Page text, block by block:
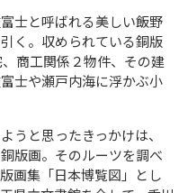
士と呼ばれる美しい飯野
く。収められている銅版
商工関係２物件、その建
士や瀬戸内海に浮かぶ小
うと思ったきっかけは、
版画。そのルーツを調べ
画集「日本博覧図」とし